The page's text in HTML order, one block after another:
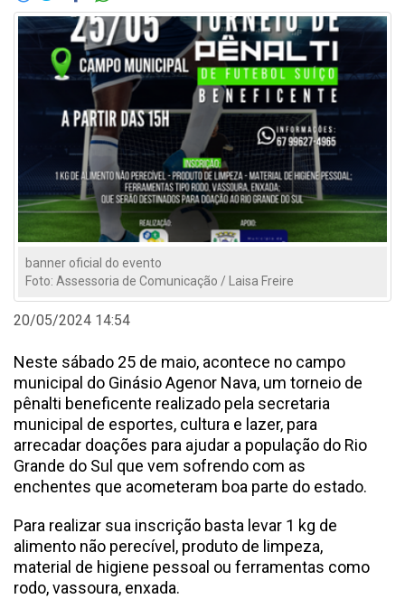
banner oficial do evento
Foto: Assessoria de Comunicação / Laisa Freire
20/05/2024 14:54
Neste sábado 25 de maio, acontece no campo
municipal do Ginásio Agenor Nava, um torneio de
pênalti beneficente realizado pela secretaria
municipal de esportes, cultura e lazer, para
arrecadar doações para ajudar a população do Rio
Grande do Sul que vem sofrendo com as
enchentes que acometeram boa parte do estado.
Para realizar sua inscrição basta levar 1 kg de
alimento não perecível, produto de limpeza,
material de higiene pessoal ou ferramentas como
rodo, vassoura, enxada.